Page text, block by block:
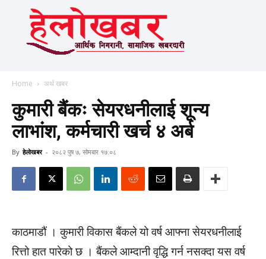
Home अर्थ खबर
कुमारी बैंकः सेयरधनीलाई शून्य
लाभांश, कर्मचारी खर्च ४ अर्ब
By हेलाेखबर - २०८२ पुष ७, सोमबार १७:०८
काठमाडौं । कुमारी विकास बैंकले यो वर्ष आफ्ना सेयरधनीलाई
रित्तो हात पारेको छ । बैंकले आम्दानी वृद्धि गर्न नसक्दा यस वर्ष